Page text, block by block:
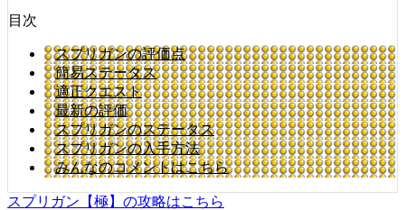
目次
スプリガンの評価点
簡易ステータス
適正クエスト
最新の評価
スプリガンのステータス
スプリガンの入手方法
みんなのコメントはこちら
スプリガン【極】の攻略はこちら